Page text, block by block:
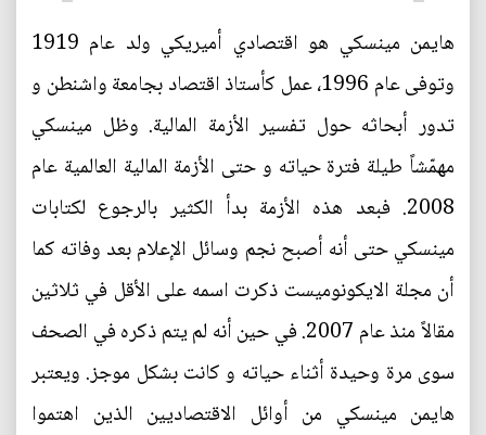
هايمن مينسكي هو اقتصادي أميريكي ولد عام 1919
وتوفى عام 1996، عمل كأستاذ اقتصاد بجامعة واشنطن و
تدور أبحاثه حول تفسير الأزمة المالية. وظل مينسكي
مهمّشاً طيلة فترة حياته و حتى الأزمة المالية العالمية عام
2008. فبعد هذه الأزمة بدأ الكثير بالرجوع لكتابات
مينسكي حتى أنه أصبح نجم وسائل الإعلام بعد وفاته كما
أن مجلة الايكونوميست ذكرت اسمه على الأقل في ثلاثين
مقالاً منذ عام 2007. في حين أنه لم يتم ذكره في الصحف
سوى مرة وحيدة أثناء حياته و كانت بشكل موجز. ويعتبر
هايمن مينسكي من أوائل الاقتصاديين الذين اهتموا